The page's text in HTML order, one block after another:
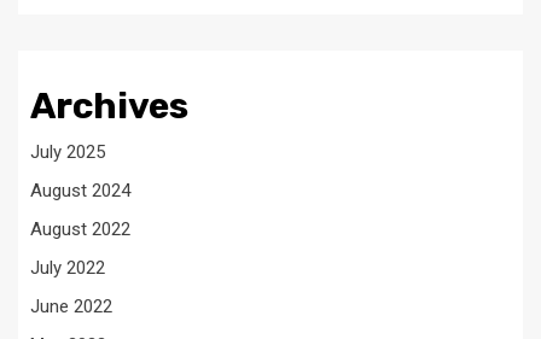
Archives
July 2025
August 2024
August 2022
July 2022
June 2022